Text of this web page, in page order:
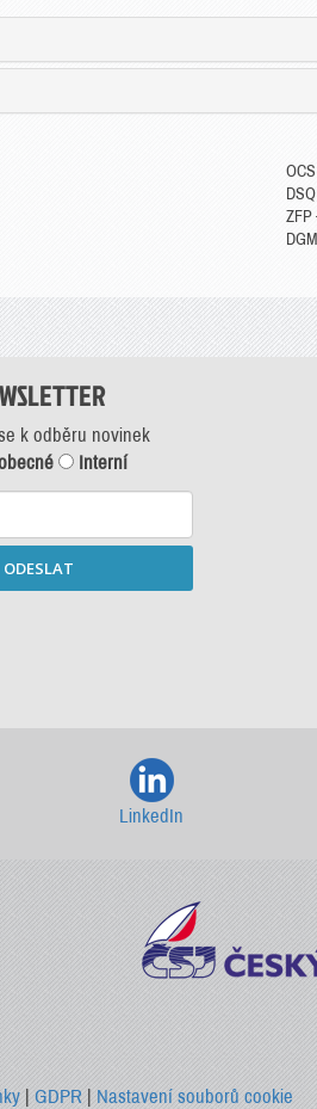
ZFP
k odběru novinek
Interní
ODESLAT
LinkedIn
|GDPR |Nastavení souborů cookie